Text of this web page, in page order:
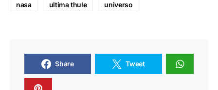
nasa ultima thule universo
Share Tweet